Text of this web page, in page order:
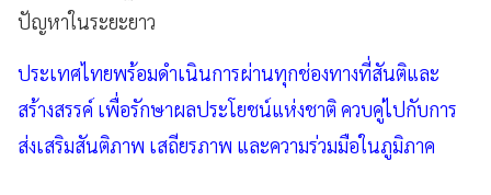
ปัญหาในระยะยาว
ประเทศไทยพร้อมดำเนินการผ่านทุกช่องทางที่สันติและ
สร้างสรรค์ เพื่อรักษาผลประโยชน์แห่งชาติ ควบคู่ไปกับการ
ส่งเสริมสันติภาพ เสถียรภาพ และความร่วมมือในภูมิภาค